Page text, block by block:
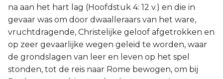
na aan het hart lag (Hoofdstuk 4: 12 v.) en die in
gevaar was om door dwaalleraars van het ware,
vruchtdragende, Christelijke geloof afgetrokken en
op zeer gevaarlijke wegen geleid te worden, waar
de grondslagen van leer en leven op het spel
stonden, tot de reis naar Rome bewogen, om bij